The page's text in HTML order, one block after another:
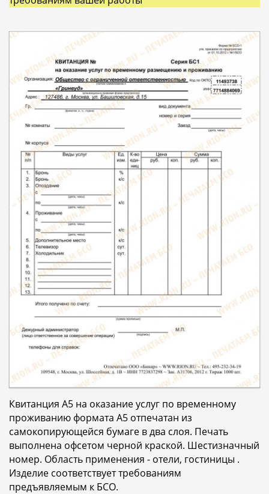
Квитанция А5 на оказание услуг по временному
проживанию формата А5 отпечатан из
самокопирующейся бумаге в два слоя. Печать
выполнена офсетом черной краской. Шестизначный
номер. Область применения - отели, гостиницы .
Изделие соответствует требованиям
предъявляемым к БСО.